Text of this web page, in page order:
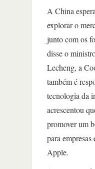
A China
explorar o
junto com os
disse o
Lecheng, a
também é
tecnologia da
acrescentou
promover um
para
Apple.